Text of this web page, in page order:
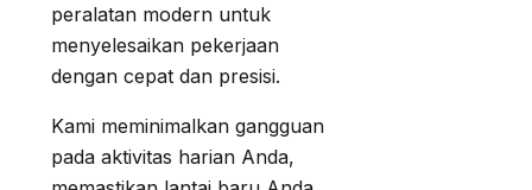
peralatan modern untuk
menyelesaikan pekerjaan
dengan cepat dan presisi.
Kami meminimalkan gangguan
pada aktivitas harian Anda,